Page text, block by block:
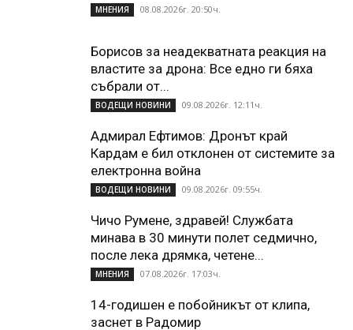
МНЕНИЯ 08.08.2026г. 20:50ч.
Борисов за неадекватната реакция на
властите за дрона: Все едно ги бяха
събрали от...
ВОДЕЩИ НОВИНИ 09.08.2026г. 12:11ч.
Адмирал Ефтимов: Дронът край
Кардам е бил отклонен от системите за
електронна война
ВОДЕЩИ НОВИНИ 09.08.2026г. 09:55ч.
Чичо Румене, здравей! Службата
минава в 30 минути полет седмично,
после лека дрямка, четене...
МНЕНИЯ 07.08.2026г. 17:03ч.
14-годишен е побойникът от клипа,
заснет в Радомир